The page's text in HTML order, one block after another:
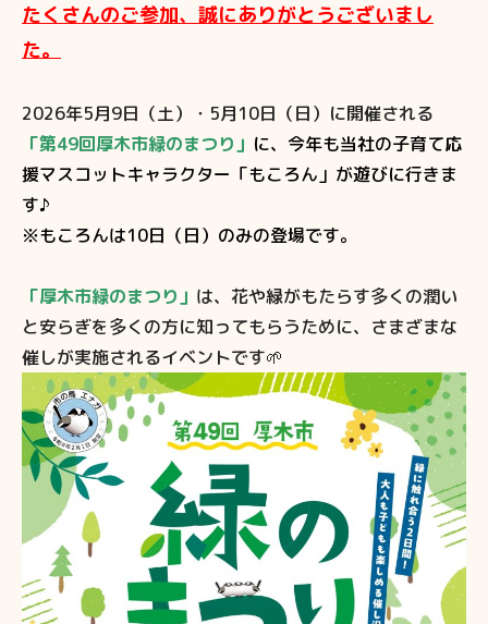
たくさんのご参加、誠にありがとうございまし
た。
2026年5月9日（土）・5月10日（日）に開催される
「第49回厚木市緑のまつり」 に、今年も当社の子育て応
援マスコットキャラクター「もころん」が遊びに行きま
す♪
※もころんは10日（日）のみの登場です。
「厚木市緑のまつり」 は、花や緑がもたらす多くの潤い
と安らぎを多くの方に知ってもらうために、さまざまな
催しが実施されるイベントです🌱